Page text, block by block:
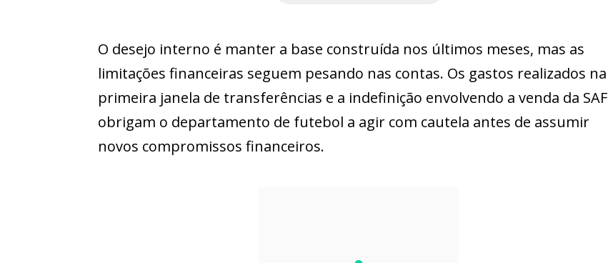
O desejo interno é manter a base construída nos últimos meses, mas as
limitações financeiras seguem pesando nas contas. Os gastos realizados na
primeira janela de transferências e a indefinição envolvendo a venda da SAF
obrigam o departamento de futebol a agir com cautela antes de assumir
novos compromissos financeiros.